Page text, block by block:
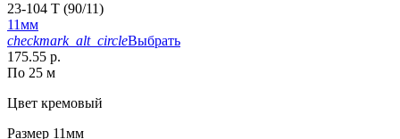
23-104 T (90/11)
11мм
checkmark_alt_circleВыбрать
175.55 р.
По 25 м
Цвет кремовый
Размер 11мм